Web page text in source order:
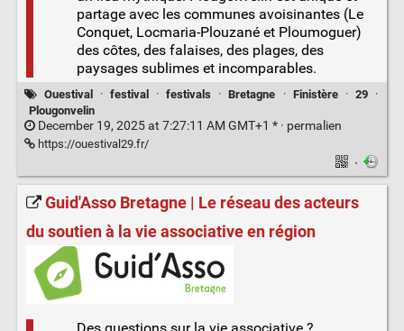
partage avec les communes avoisinantes (Le
Conquet, Locmaria-Plouzané et Ploumoguer)
des côtes, des falaises, des plages, des
paysages sublimes et incomparables.
Ouestival · festival · festivals · Bretagne · Finistère · 29
·
Plougonvelin
December 19, 2025 at 7:27:11 AM GMT+1 * · permalien
https://ouestival29.fr/
·
Guid'Asso Bretagne | Le réseau des acteurs
du soutien à la vie associative en région
Des questions sur la vie associative ?